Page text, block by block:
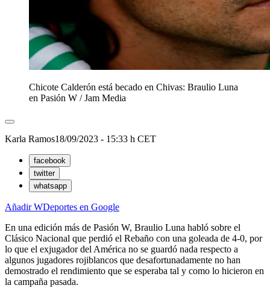
Chicote Calderón está becado en Chivas: Braulio Luna
en Pasión W /Jam Media
Karla Ramos18/09/2023 - 15:33 h CET
facebook
twitter
whatsapp
Añadir WDeportes en Google
En una edición más de Pasión W, Braulio Luna habló sobre el
Clásico Nacional que perdió el Rebaño con una goleada de 4-0, por
lo que el exjugador del América no se guardó nada respecto a
algunos jugadores rojiblancos que desafortunadamente no han
demostrado el rendimiento que se esperaba tal y como lo hicieron en
la campaña pasada.